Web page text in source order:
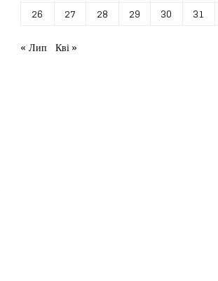
26
27 28 29 30
31
« Лип Кві »